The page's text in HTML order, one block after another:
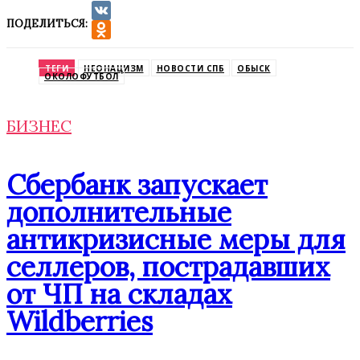
ПОДЕЛИТЬСЯ:
VK
ТЕГИ НЕОНАЦИЗМ НОВОСТИ СПБ ОБЫСК
ОКОЛОФУТБОЛ
БИЗНЕС
Сбербанк запускает
дополнительные
антикризисные меры для
селлеров, пострадавших
от ЧП на складах
Wildberries